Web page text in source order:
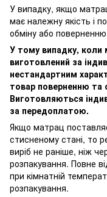
У випадку, якщо
має належну якість і
обміну або поверненню
У тому випадку, коли
виготовлений за
нестандартним
товар поверненню та
Виготовляються
за передоплатою.
Якщо матрац
стисненому стані, то
виріб не раніше, ніж
розпакування. Повне
при кімнатній
розпакування.